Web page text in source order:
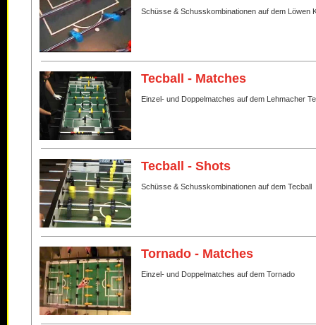
Schüsse & Schusskombinationen auf dem Löwen
Tecball - Matches
Einzel- und Doppelmatches auf dem Lehmacher
Tecball - Shots
Schüsse & Schusskombinationen auf dem Tecball
Tornado - Matches
Einzel- und Doppelmatches auf dem Tornado